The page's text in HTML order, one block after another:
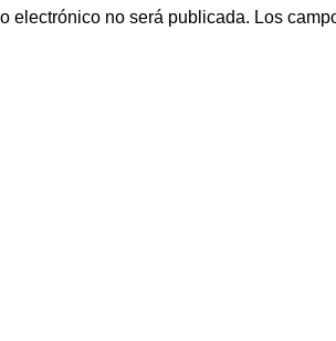
electrónico no será publicada. Los